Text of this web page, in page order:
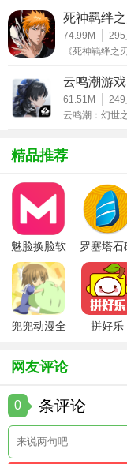
4. 仙侣系统：结识
戏乐趣。
1. 优先提升主要技
最大的技能。
2. 合理分配属性点
3. 组队策略：副本
合，提高通关效率。
4. 市场洞察：留意
积累。
【太古仙尊手游官
化底蕴，为玩家构
不仅注重个人成长
中感受到修仙之路的
的玩家，还是热衷于
供足够的乐趣和挑战
死神羁绊
74.99M 295
《死神羁绊之
云鸣潮游戏
61.51M 249
云鸣潮：幻世
精品推荐
魅脸换脸软
件
罗塞塔石
安卓版
兜兜动漫全
拼好乐
网友评论
0 条评论